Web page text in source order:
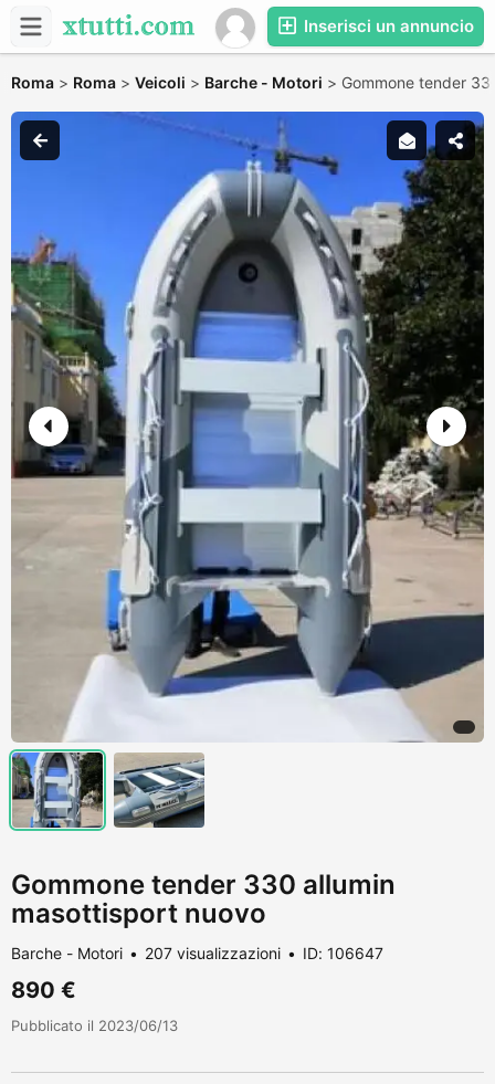
Inserisci un annuncio
Roma > Roma > Veicoli > Barche - Motori > Gommone tender
Gommone tender 330 allumin
masottisport nuovo
Barche - Motori 207 visualizzazioni ID: 106647
890 €
Pubblicato il 2023/06/13